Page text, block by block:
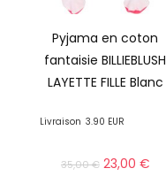
Pyjama en coton
fantaisie BILLIEBLUSH
LAYETTE FILLE Blanc
Livraison 3.90 EUR
35,00€ 23,00 €